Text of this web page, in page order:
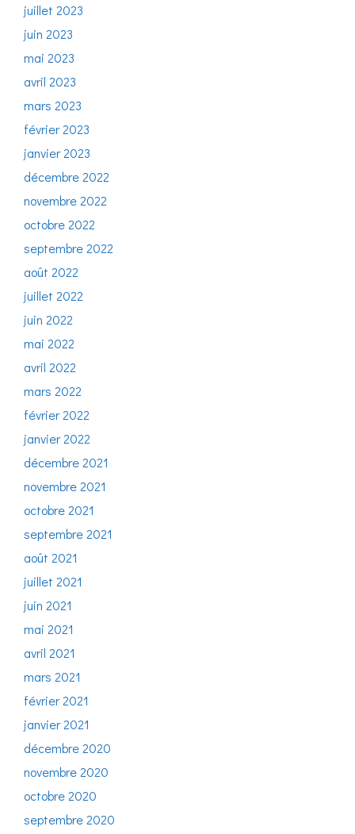
juillet 2023
juin 2023
mai 2023
avril 2023
mars 2023
février 2023
janvier 2023
décembre 2022
novembre 2022
octobre 2022
septembre 2022
août 2022
juillet 2022
juin 2022
mai 2022
avril 2022
mars 2022
février 2022
janvier 2022
décembre 2021
novembre 2021
octobre 2021
septembre 2021
août 2021
juillet 2021
juin 2021
mai 2021
avril 2021
mars 2021
février 2021
janvier 2021
décembre 2020
novembre 2020
octobre 2020
septembre 2020